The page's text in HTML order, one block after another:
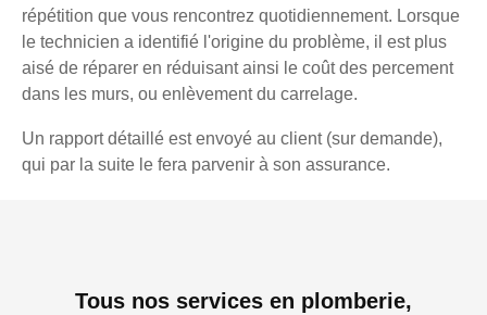
répétition que vous rencontrez quotidiennement. Lorsque
le technicien a identifié l'origine du problème, il est plus
aisé de réparer en réduisant ainsi le coût des percement
dans les murs, ou enlèvement du carrelage.
Un rapport détaillé est envoyé au client (sur demande),
qui par la suite le fera parvenir à son assurance.
Tous nos services en plomberie,